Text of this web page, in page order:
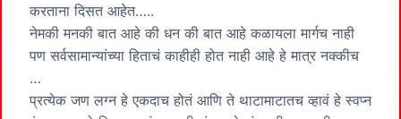
करताना दिसत आहेत…..
नेमकी मनकी बात आहे की धन की बात आहे कळायला मार्गच नाही
पण सर्वसामान्यांच्या हिताचं काहीही होत नाही आहे हे मात्र नक्कीच
…
प्रत्येक जण लग्न हे एकदाच होतं आणि ते थाटामाटातच व्हावं हे स्वप्न